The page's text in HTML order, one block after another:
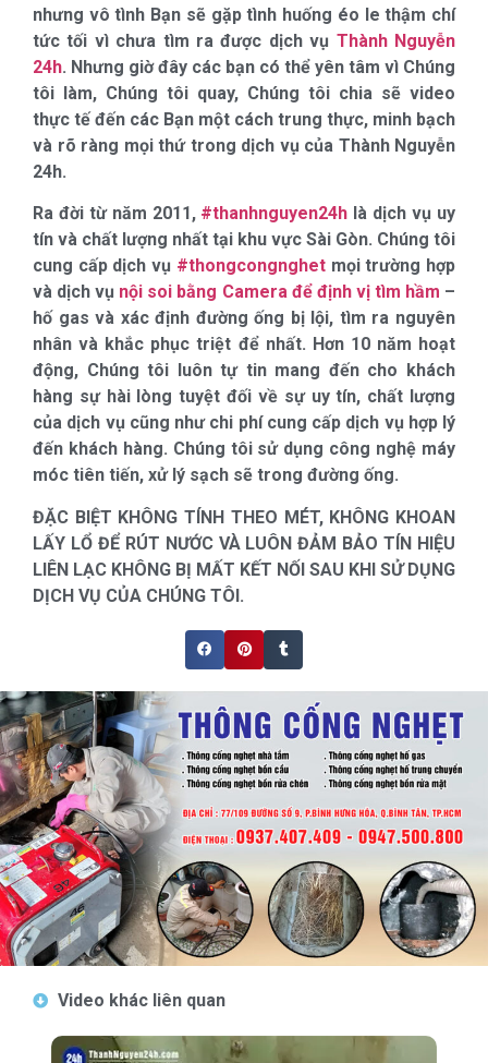
nhưng vô tình Bạn sẽ gặp tình huống éo le thậm chí
tức tối vì chưa tìm ra được dịch vụ Thành Nguyễn
24h. Nhưng giờ đây các bạn có thể yên tâm vì Chúng
tôi làm, Chúng tôi quay, Chúng tôi chia sẽ video
thực tế đến các Bạn một cách trung thực, minh bạch
và rõ ràng mọi thứ trong dịch vụ của Thành Nguyễn
24h.
Ra đời từ năm 2011, #thanhnguyen24h là dịch vụ uy
tín và chất lượng nhất tại khu vực Sài Gòn. Chúng tôi
cung cấp dịch vụ #thongcongnghetmọi trường hợp
và dịch vụ nội soi bằng Camera để định vị tìm hầm –
hố gas và xác định đường ống bị lội, tìm ra nguyên
nhân và khắc phục triệt để nhất. Hơn 10 năm hoạt
động, Chúng tôi luôn tự tin mang đến cho khách
hàng sự hài lòng tuyệt đối về sự uy tín, chất lượng
của dịch vụ cũng như chi phí cung cấp dịch vụ hợp lý
đến khách hàng. Chúng tôi sử dụng công nghệ máy
móc tiên tiến, xử lý sạch sẽ trong đường ống.
ĐẶC BIỆT KHÔNG TÍNH THEO MÉT, KHÔNG KHOAN
LẤY LỔ ĐỂ RÚT NƯỚC VÀ LUÔN ĐẢM BẢO TÍN HIỆU
LIÊN LẠC KHÔNG BỊ MẤT KẾT NỐI SAU KHI SỬ DỤNG
DỊCH VỤ CỦA CHÚNG TÔI.
Video khác liên quan